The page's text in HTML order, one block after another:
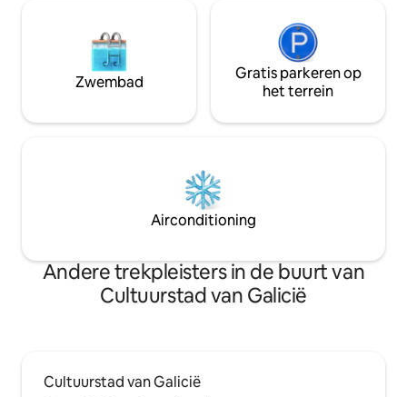
Zwembad
Gratis parkeren op
het terrein
Airconditioning
Andere trekpleisters in de buurt van
Cultuurstad van Galicië
Cultuurstad van Galicië